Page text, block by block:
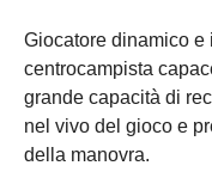
Giocatore dinamico
centrocampista
grande capacità di
nel vivo del gioco e
della manovra.